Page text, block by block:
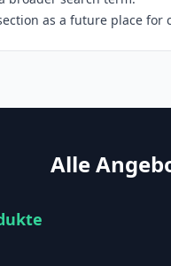
as a future place for
Alle